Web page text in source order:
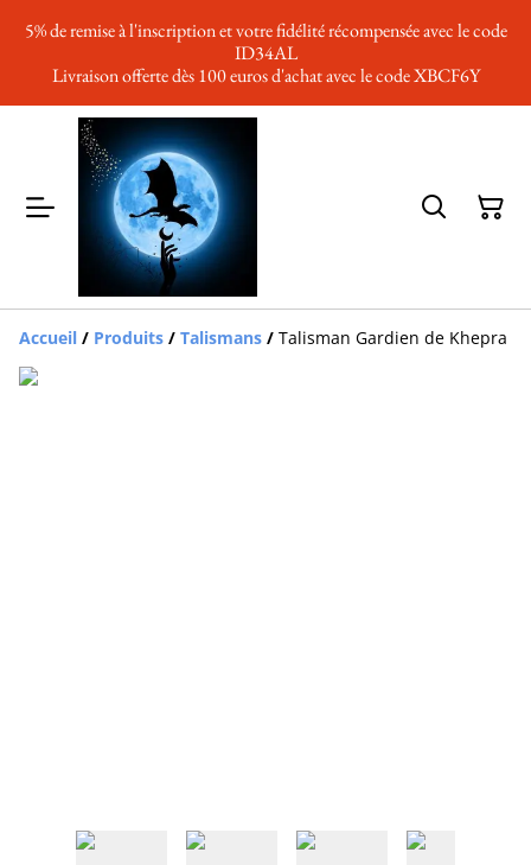
5% de remise à l'inscription et votre fidélité récompensée avec le code
ID34AL
Livraison offerte dès 100 euros d'achat avec le code XBCF6Y
Accueil / Produits / Talismans / Talisman Gardien de Khepra